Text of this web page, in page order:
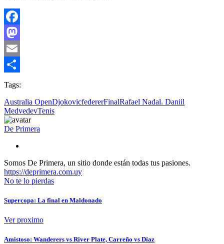
Facebook
Mastodon
Email
Compartir
Tags:
Australia OpenDjokovicfedererFinalRafael Nadal. Daniil
MedvedevTenis
De Primera
Somos De Primera, un sitio donde están todas tus pasiones.
https://deprimera.com.uy
No te lo pierdas
Supercopa: La final en Maldonado
Ver proximo
Amistoso: Wanderers vs River Plate, Carreño vs Díaz